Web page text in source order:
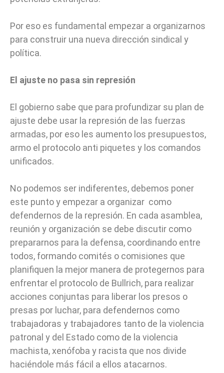
Por eso es fundamental empezar a organizarnos
para construir una nueva dirección sindical y
política.
El ajuste no pasa sin represión
El gobierno sabe que para profundizar su plan de
ajuste debe usar la represión de las fuerzas
armadas, por eso les aumento los presupuestos,
armo el protocolo anti piquetes y los comandos
unificados.
No podemos ser indiferentes, debemos poner
este punto y empezar a organizar como
defendernos de la represión. En cada asamblea,
reunión y organización se debe discutir como
prepararnos para la defensa, coordinando entre
todos, formando comités o comisiones que
planifiquen la mejor manera de protegernos para
enfrentar el protocolo de Bullrich, para realizar
acciones conjuntas para liberar los presos o
presas por luchar, para defendernos como
trabajadoras y trabajadores tanto de la violencia
patronal y del Estado como de la violencia
machista, xenófoba y racista que nos divide
haciéndole más fácil a ellos atacarnos.